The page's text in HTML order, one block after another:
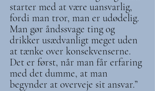
starter med at være uansvarlig,
fordi man tror, man er udødelig.
Man gør åndssvage ting og
drikker usædvanligt meget uden
at tænke over konsekvenserne.
Det er først, når man får erfaring
med det dumme, at man
begynder at overveje sit ansvar.”